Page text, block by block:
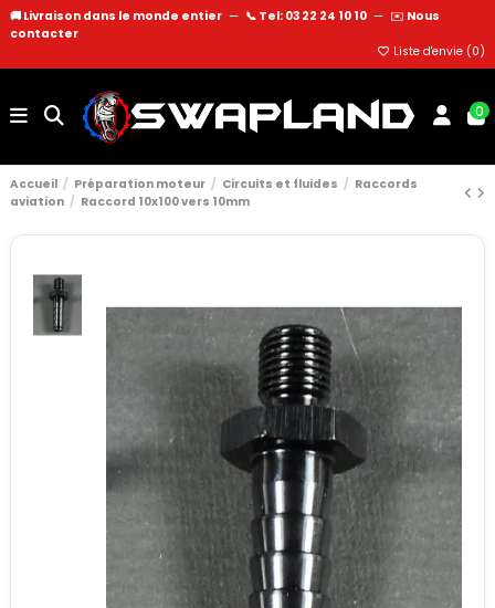
🚚 Livraison dans le monde entier — 📞 Tel: 03 22 24 10 10 — ✉️ Nous
contacter
Liste d'envie (0)
0
Accueil Préparation moteur Circuits et fluides
Raccords
aviation
Raccord 10x100 vers 10mm